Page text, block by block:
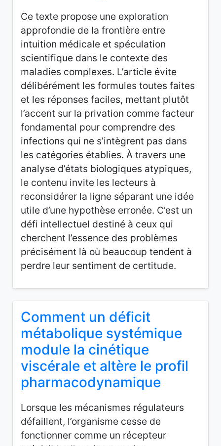
Ce texte propose une exploration
approfondie de la frontière entre
intuition médicale et spéculation
scientifique dans le contexte des
maladies complexes. L’article évite
délibérément les formules toutes faites
et les réponses faciles, mettant plutôt
l’accent sur la privation comme facteur
fondamental pour comprendre des
infections qui ne s’intègrent pas dans
les catégories établies. À travers une
analyse d’états biologiques atypiques,
le contenu invite les lecteurs à
reconsidérer la ligne séparant une idée
utile d’une hypothèse erronée. C’est un
défi intellectuel destiné à ceux qui
cherchent l’essence des problèmes
précisément là où beaucoup tendent à
perdre leur sentiment de certitude.
Comment un déficit
métabolique systémique
module la cinétique
viscérale et altère le profil
pharmacodynamique
Lorsque les mécanismes régulateurs
défaillent, l’organisme cesse de
fonctionner comme un récepteur